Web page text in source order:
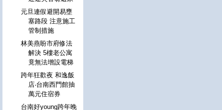
元旦連假避開易壅
塞路段 注意施工
管制措施
林美燕盼市府修法
解決 5樓老公寓
竟無法增設電梯
跨年狂歡夜 和逸飯
店‧台南西門館抽
萬元住宿券
台南好young跨年晚